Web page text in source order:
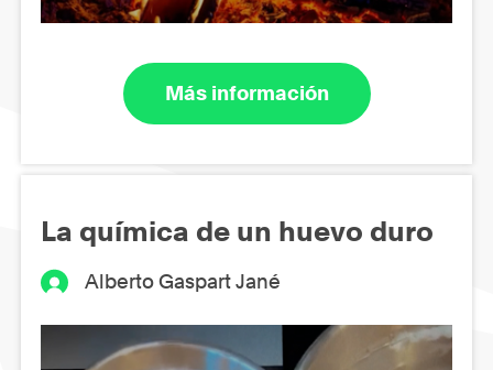
Más información
La química de un huevo duro
Alberto Gaspart Jané